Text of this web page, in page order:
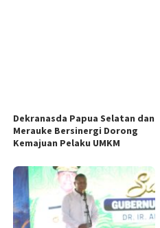
Dekranasda Papua Selatan dan
Merauke Bersinergi Dorong
Kemajuan Pelaku UMKM